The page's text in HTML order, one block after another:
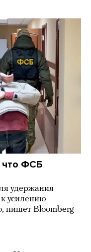
что ФСБ
удержания
усилению
пишет Bloomberg